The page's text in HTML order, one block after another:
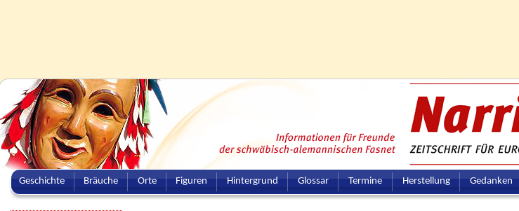
Geschichte Bräuche Orte Figuren Hintergrund Glossar Termine Herstellung Gedanken